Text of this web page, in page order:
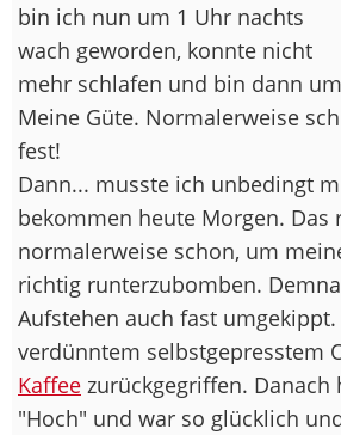
bin ich nun um 1 Uhr nachts
wach geworden, konnte nicht
mehr schlafen und bin dann
Meine Güte. Normalerweise
fest!
Dann... musste ich unbedingt
bekommen heute Morgen. Das
normalerweise schon, um
richtig runterzubomben.
Aufstehen auch fast umgekippt.
verdünntem selbstgepresstem
Kaffee zurückgegriffen. Danach
"Hoch" und war so glücklich